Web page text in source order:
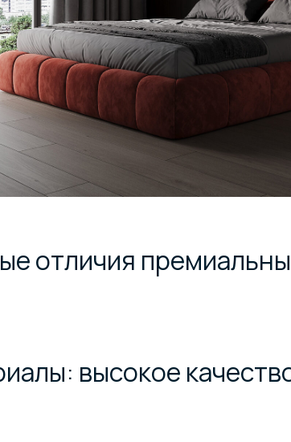
отличия
высокое